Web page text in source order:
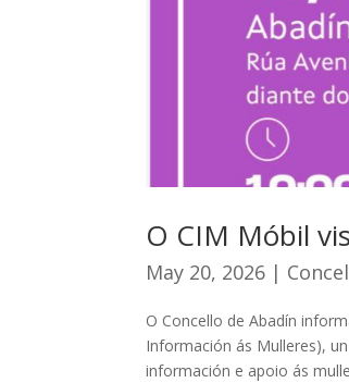
O CIM Móbil
May 20, 2026 |
O Concello de Abadín
Información ás Mulleres),
información e apoio ás